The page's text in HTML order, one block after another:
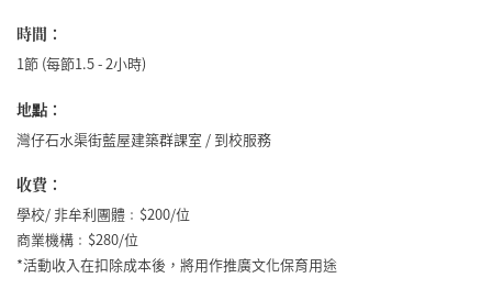
時間：
1節 (每節1.5 - 2小時)
地點：
灣仔石水渠街藍屋建築群課室 / 到校服務
收費：
學校/ 非牟利團體﹕$200/位
商業機構﹕$280/位
*活動收入在扣除成本後，將用作推廣文化保育用途